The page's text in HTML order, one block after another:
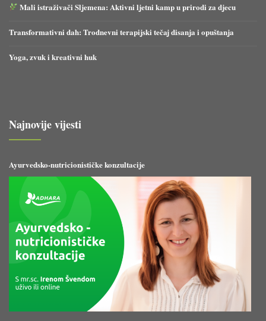
Mali istraživači Sljemena: Aktivni ljetni kamp u prirodi za djecu
Transformativni dah: Trodnevni terapijski tečaj disanja i opuštanja
Yoga, zvuk i kreativni huk
Najnovije vijesti
Ayurvedsko-nutricionističke konzultacije